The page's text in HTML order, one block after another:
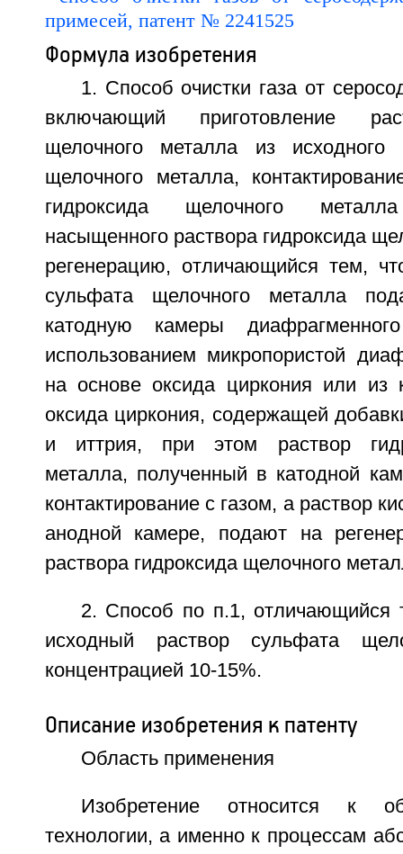
Формула изобретения
1. Способ очистки газа от
включающий приготовление
щелочного металла из исходного
щелочного металла,
гидроксида щелочного
насыщенного раствора гидроксида
регенерацию, отличающийся тем,
сульфата щелочного металла
катодную камеры
использованием микропористой
на основе оксида циркония или из
оксида циркония, содержащей
и иттрия, при этом раствор
металла, полученный в катодной
контактирование с газом, а раствор
анодной камере, подают на
раствора гидроксида щелочного
2. Способ по п.1, отличающийся
исходный раствор сульфата
концентрацией 10-15%.
Описание изобретения к патенту
Область применения
Изобретение относится к
технологии, а именно к процессам